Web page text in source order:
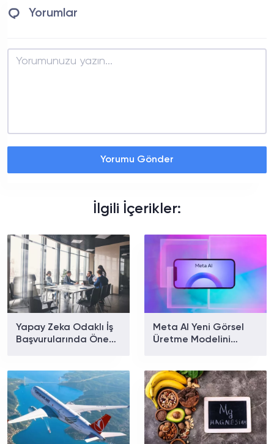
Yorumlar
Yorumu Gönder
İlgili İçerikler:
Yapay Zeka Odaklı İş
Başvurularında Öne
Meta AI Yeni Görsel
Üretme Modelini
Kullanılabilecek